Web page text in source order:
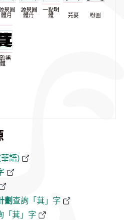
泉圓
體月
源泉圓
體丹
一點明
體
芫荽 粉圓
黑
體
語)
劃查詢「萁」字
「萁」字